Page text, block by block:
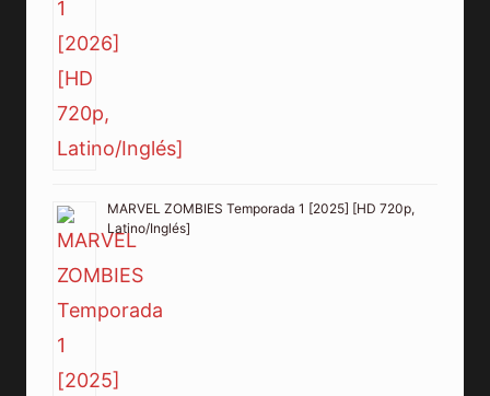
MARVEL ZOMBIES Temporada 1 [2025] [HD 720p,
Latino/Inglés]